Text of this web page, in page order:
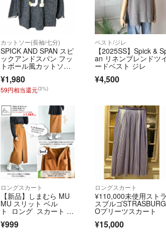
カットソー(長袖/七分)
SPICK AND SPAN スピ
ックアンドスパン フッ
トボール風カットソ
¥1,980
59円相当還元(3%)
ベスト/ジレ
【2025SS】Spick &
an リネンブレンドツ
ードベスト ジレ
¥4,500
ロングスカート
【新品】しまむら MU
MU スリット ベル
ト ロング スカート ブ
¥999
ロングスカート
¥110,000未使用ストラ
スブルゴSTRASBURG
Oプリーツスカート
¥15,000